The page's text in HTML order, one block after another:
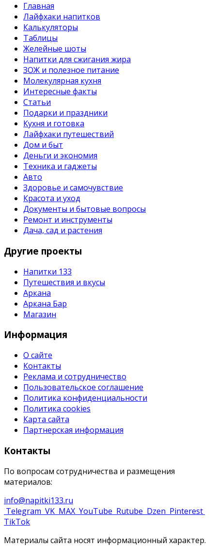
Главная
Лайфхаки напитков
Калькуляторы
Таблицы
Желейные шоты
Напитки для сжигания жира
ЗОЖ и полезное питание
Молекулярная кухня
Интересные факты
Статьи
Подарки и праздники
Кухня и готовка
Лайфхаки путешествий
Дом и быт
Деньги и экономия
Техника и гаджеты
Авто
Здоровье и самочувствие
Красота и уход
Документы и бытовые вопросы
Ремонт и инструменты
Дача, сад и растения
Другие проекты
Напитки 133
Путешествия и вкусы
Аркана
Аркана Бар
Магазин
Информация
О сайте
Контакты
Реклама и сотрудничество
Пользовательское соглашение
Политика конфиденциальности
Политика cookies
Карта сайта
Партнерская информация
Контакты
По вопросам сотрудничества и размещения
материалов:
info@napitki133.ru
Telegram VK MAX YouTube Rutube Dzen Pinterest
TikTok
Материалы сайта носят информационный характер.